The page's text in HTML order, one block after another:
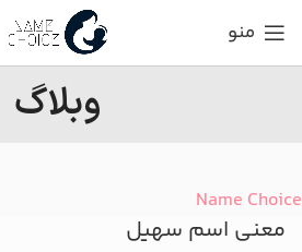
منو
وبلاگ
Name Choice
معنی اسم سهیل